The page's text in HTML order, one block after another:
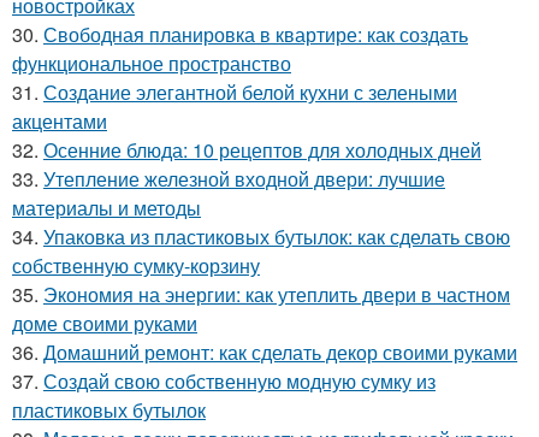
30. Свободная планировка в квартире: как создать
функциональное пространство
31. Создание элегантной белой кухни с зелеными
акцентами
32. Осенние блюда: 10 рецептов для холодных дней
33. Утепление железной входной двери: лучшие
материалы и методы
34. Упаковка из пластиковых бутылок: как сделать свою
собственную сумку-корзину
35. Экономия на энергии: как утеплить двери в частном
доме своими руками
36. Домашний ремонт: как сделать декор своими руками
37. Создай свою собственную модную сумку из
пластиковых бутылок